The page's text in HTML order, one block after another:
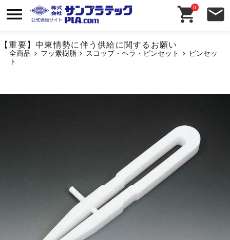
【重要】中東情勢に伴う供給に関するお願い
0
全商品 フッ素樹脂 スコップ・ヘラ・ピンセット
ピンセッ
ト